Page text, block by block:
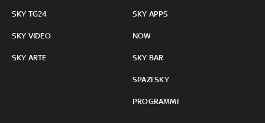
SKY TG24
SKY VIDEO
SKY ARTE
SKY APPS
NOW
SKY BAR
SPAZI SKY
PROGRAMMI